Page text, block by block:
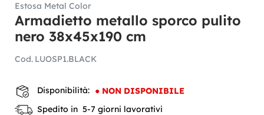
Estosa Metal Color
Armadietto metallo sporco pulito
nero 38x45x190 cm
Cod. LUOSP1.BLACK
Disponibilità: ● NON DISPONIBILE
Spedito in 5-7 giorni lavorativi